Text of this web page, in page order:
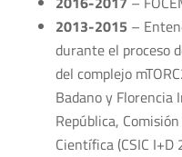
2013-2015 –
durante el proceso
del complejo
Badano y Florencia
República,
Científica (CSIC I+D